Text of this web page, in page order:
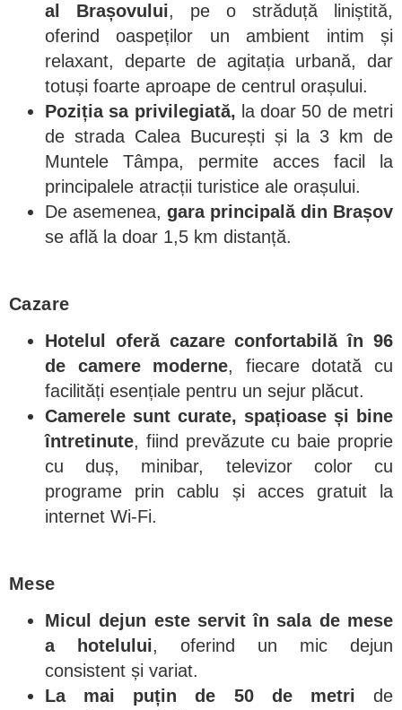
al Brașovului, pe o străduță liniștită,
oferind oaspeților un ambient intim și
relaxant, departe de agitația urbană, dar
totuși foarte aproape de centrul orașului.
Poziția sa privilegiată, la doar 50 de metri
de strada Calea București și la 3 km de
Muntele Tâmpa, permite acces facil la
principalele atracții turistice ale orașului.
De asemenea, gara principală din Brașov
se află la doar 1,5 km distanță.
Cazare
Hotelul oferă cazare confortabilă în 96
de camere moderne, fiecare dotată cu
facilități esențiale pentru un sejur plăcut.
Camerele sunt curate, spațioase și bine
întretinute, fiind prevăzute cu baie proprie
cu duș, minibar, televizor color cu
programe prin cablu și acces gratuit la
internet Wi-Fi.
Mese
Micul dejun este servit în sala de mese
a hotelului, oferind un mic dejun
consistent și variat.
La mai puțin de 50 de metri de